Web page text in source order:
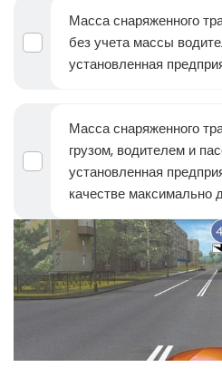
Масса снаряженного
без учета массы
установленная
Масса снаряженного
грузом, водителем и
установленная
качестве максимально